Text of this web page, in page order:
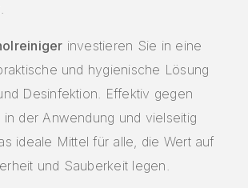
investieren Sie in eine
und hygienische Lösung
Desinfektion. Effektiv gegen
in der Anwendung und vielseitig
ideale Mittel für alle, die Wert auf
und Sauberkeit legen.